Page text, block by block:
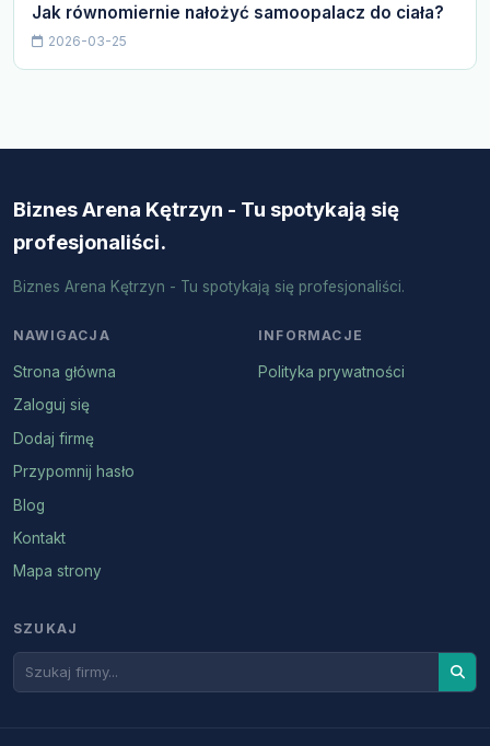
Jak równomiernie nałożyć samoopalacz do ciała?
2026-03-25
Biznes Arena Kętrzyn - Tu spotykają się
profesjonaliści.
Biznes Arena Kętrzyn - Tu spotykają się profesjonaliści.
NAWIGACJA
Strona główna
Zaloguj się
Dodaj firmę
Przypomnij hasło
Blog
Kontakt
Mapa strony
INFORMACJE
Polityka prywatności
SZUKAJ